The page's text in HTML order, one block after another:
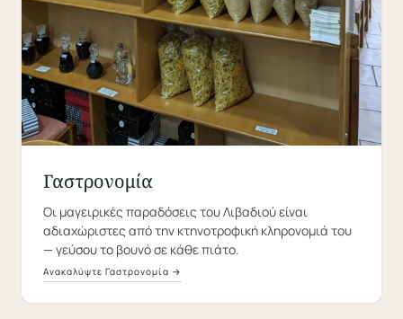
Γαστρονομία
Οι μαγειρικές παραδόσεις του Λιβαδιού είναι
αδιαχώριστες από την κτηνοτροφική κληρονομιά του
— γεύσου το βουνό σε κάθε πιάτο.
Ανακαλύψτε Γαστρονομία →